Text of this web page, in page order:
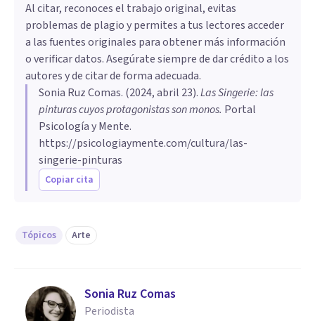
Al citar, reconoces el trabajo original, evitas
problemas de plagio y permites a tus lectores acceder
a las fuentes originales para obtener más información
o verificar datos. Asegúrate siempre de dar crédito a los
autores y de citar de forma adecuada.
Sonia Ruz Comas. (2024, abril 23).Las Singerie: las
pinturas cuyos protagonistas son monos. Portal
Psicología y Mente.
https://psicologiaymente.com/cultura/las-
singerie-pinturas
Copiar cita
Tópicos Arte
Sonia Ruz Comas
Periodista